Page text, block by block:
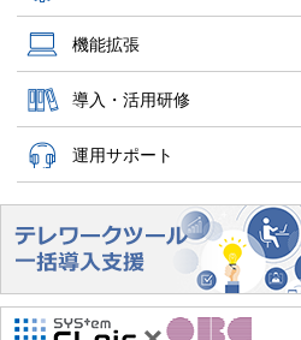
機能拡張
導入・活用研修
運用サポート